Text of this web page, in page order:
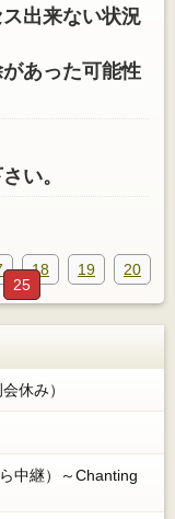
出来ない状況
あった可能性
い。
18 19
20
25
休み）
中継）～Chanting